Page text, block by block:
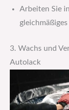
Arbeiten Sie
gleichmäßiges
3. Wachs und
Autolack